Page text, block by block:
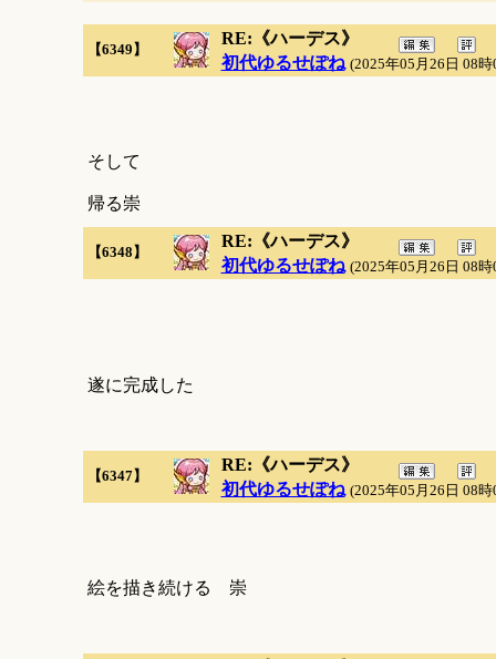
【6349】
RE:《ハーデス》
初代ゆるせぽね (2025年05月26日 08時
そして
帰る崇
【6348】
RE:《ハーデス》
初代ゆるせぽね (2025年05月26日 08時
遂に完成した
【6347】
RE:《ハーデス》
初代ゆるせぽね (2025年05月26日 08時
絵を描き続ける 崇